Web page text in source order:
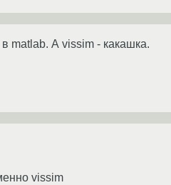
matlab. А vissim - какашка.
vissim